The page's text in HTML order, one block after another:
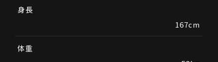
身長
167cm
体重